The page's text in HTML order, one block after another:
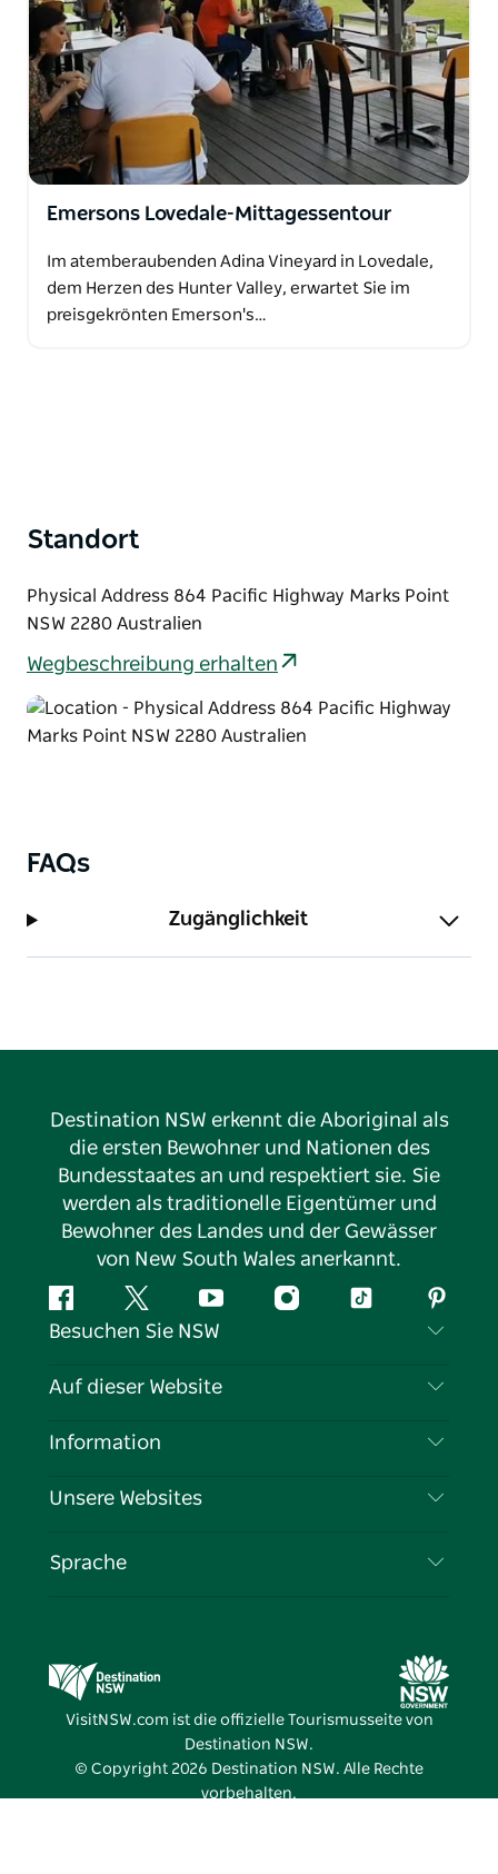
Emersons Lovedale-Mittagessentour
Im atemberaubenden Adina Vineyard in Lovedale,
dem Herzen des Hunter Valley, erwartet Sie im
preisgekrönten Emerson's…
Standort
Physical Address 864 Pacific Highway Marks Point
NSW 2280 Australien
Wegbeschreibung erhalten
FAQs
Zugänglichkeit
Destination NSW erkennt die Aboriginal als
die ersten Bewohner und Nationen des
Bundesstaates an und respektiert sie. Sie
werden als traditionelle Eigentümer und
Bewohner des Landes und der Gewässer
von New South Wales anerkannt.
FacebookTwitter YouTubeInstagramTikTok
Besuchen Sie NSW
Kontaktieren Sie uns
Cookie-Hinweis
Auf dieser Website
Reiseziele
Veranstaltungen
Information
Reiseinformationen
Unternehmen in NSW
Unsere Websites
Destination NSW Medienzentrum
Vivid Sydney
Sprache
VisitNSW.com ist die offizielle Tourismusseite von
Destination NSW.
© Copyright 2026 Destination NSW. Alle Rechte
vorbehalten.